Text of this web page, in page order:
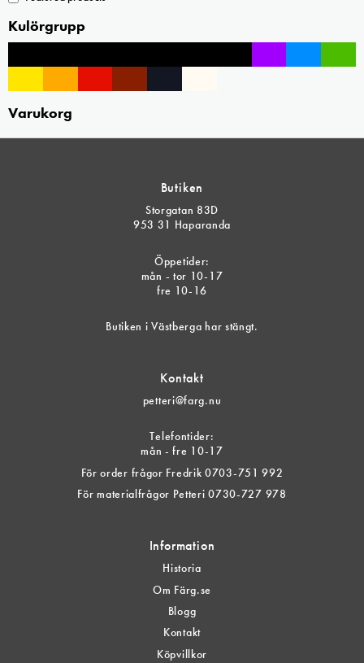
Kulörgrupp
Varukorg
Butiken
Storgatan 83D
953 31 Haparanda
Öppetider:
mån - tor 10-17
fre 10-16
Butiken i Västberga har stängt.
Kontakt
petteri@farg.nu
Telefontider:
mån - fre 10-17
För order frågor Fredrik 0703-751 992
För materialfrågor Petteri 0730-727 978
Information
Historia
Om Färg.se
Blogg
Kontakt
Köpvillkor